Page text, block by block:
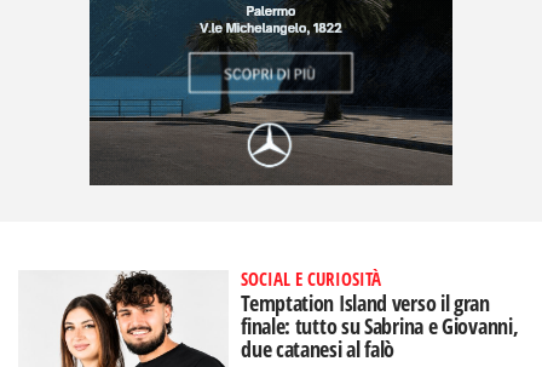
SOCIAL E CURIOSITÀ
Temptation Island verso il gran
finale: tutto su Sabrina e Giovanni,
due catanesi al falò